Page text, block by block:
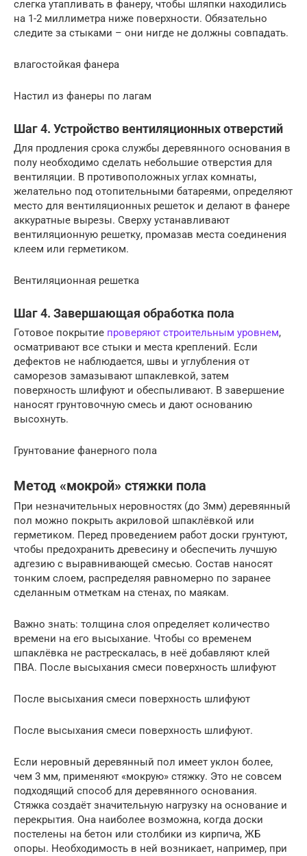
слегка утапливать в фанеру, чтобы шляпки находились
на 1-2 миллиметра ниже поверхности. Обязательно
следите за стыками – они нигде не должны совпадать.
влагостойкая фанера
Настил из фанеры по лагам
Шаг 4. Устройство вентиляционных отверстий
Для продления срока службы деревянного основания в
полу необходимо сделать небольшие отверстия для
вентиляции. В противоположных углах комнаты,
желательно под отопительными батареями, определяют
место для вентиляционных решеток и делают в фанере
аккуратные вырезы. Сверху устанавливают
вентиляционную решетку, промазав места соединения
клеем или герметиком.
Вентиляционная решетка
Шаг 4. Завершающая обработка пола
Готовое покрытие проверяют строительным уровнем,
осматривают все стыки и места креплений. Если
дефектов не наблюдается, швы и углубления от
саморезов замазывают шпаклевкой, затем
поверхность шлифуют и обеспыливают. В завершение
наносят грунтовочную смесь и дают основанию
высохнуть.
Грунтование фанерного пола
Метод «мокрой» стяжки пола
При незначительных неровностях (до 3мм) деревянный
пол можно покрыть акриловой шпаклёвкой или
герметиком. Перед проведением работ доски грунтуют,
чтобы предохранить древесину и обеспечить лучшую
адгезию с выравнивающей смесью. Состав наносят
тонким слоем, распределяя равномерно по заранее
сделанным отметкам на стенах, по маякам.
Важно знать: толщина слоя определяет количество
времени на его высыхание. Чтобы со временем
шпаклёвка не растрескалась, в неё добавляют клей
ПВА. После высыхания смеси поверхность шлифуют
После высыхания смеси поверхность шлифуют
После высыхания смеси поверхность шлифуют.
Если неровный деревянный пол имеет уклон более,
чем 3 мм, применяют «мокрую» стяжку. Это не совсем
подходящий способ для деревянного основания.
Стяжка создаёт значительную нагрузку на основание и
перекрытия. Она наиболее возможна, когда доски
постелены на бетон или столбики из кирпича, ЖБ
опоры. Необходимость в ней возникает, например, при